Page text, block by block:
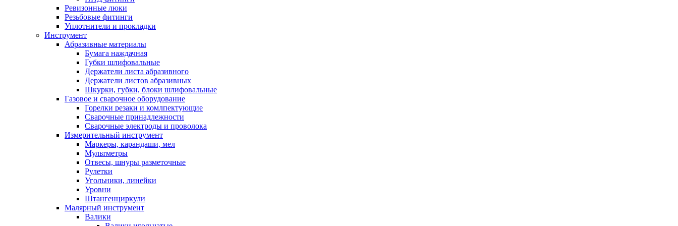
Ревизонные люки
Резьбовые фитинги
Уплотнители и прокладки
Инструмент
Абразивные материалы
Бумага наждачная
Губки шлифовальные
Держатели листа абразивного
Держатели листов абразивных
Шкурки, губки, блоки шлифовальные
Газовое и сварочное оборудование
Горелки резаки и комлпектующие
Сварочные принадлежности
Сварочные электроды и проволока
Измерительный инструмент
Маркеры, карандаши, мел
Мультметры
Отвесы, шнуры разметочные
Рулетки
Угольники, линейки
Уровни
Штангенциркули
Малярный инструмент
Валики